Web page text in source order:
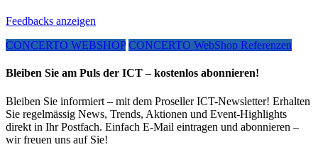
Feedbacks anzeigen
CONCERTO WEBSHOP CONCERTO WebShop Referenzen
Bleiben Sie am Puls der ICT – kostenlos abonnieren!
Bleiben Sie informiert – mit dem Proseller ICT-Newsletter! Erhalten
Sie regelmässig News, Trends, Aktionen und Event-Highlights
direkt in Ihr Postfach. Einfach E-Mail eintragen und abonnieren –
wir freuen uns auf Sie!